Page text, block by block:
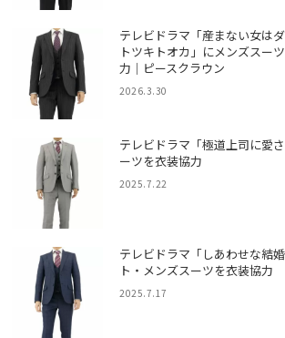
テレビドラマ「産まない女は
トツキトオカ」にメンズスー
力｜ピースクラウン
2026.3.30
テレビドラマ「極道上司に愛
ーツを衣装協力
2025.7.22
テレビドラマ「しあわせな結
ト・メンズスーツを衣装協力
2025.7.17